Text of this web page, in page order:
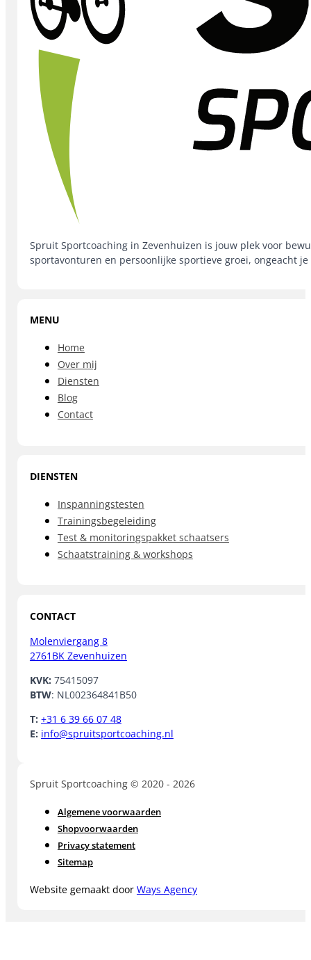
Spruit Sportcoaching in Zevenhuizen is jouw plek voor
sportavonturen en persoonlijke sportieve groei, ongeacht je
MENU
Home
Over mij
Diensten
Blog
Contact
DIENSTEN
Inspanningstesten
Trainingsbegeleiding
Test & monitoringspakket schaatsers
Schaatstraining & workshops
CONTACT
Molenviergang 8
2761BK Zevenhuizen
KVK: 75415097
BTW: NL002364841B50
T: +31 6 39 66 07 48
E: info@spruitsportcoaching.nl
Spruit Sportcoaching © 2020 - 2026
Algemene voorwaarden
Shopvoorwaarden
Privacy statement
Sitemap
Website gemaakt door Ways Agency